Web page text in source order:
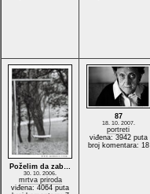
Poželim da zab…
30. 10. 2006.
mrtva priroda
viđena: 4064 puta
87
18. 10. 2007.
portreti
viđena: 3942 puta
broj komentara: 18